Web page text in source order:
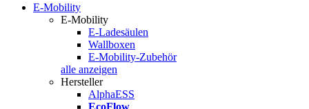
E-Mobility
E-Mobility
E-Ladesäulen
Wallboxen
E-Mobility-Zubehör
alle anzeigen
Hersteller
AlphaESS
EcoFlow